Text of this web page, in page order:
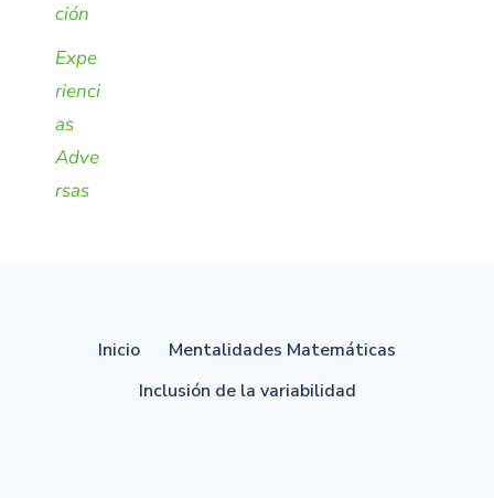
ción
Expe
rienci
as
Adve
rsas
Inicio
Mentalidades Matemáticas
Inclusión de la variabilidad